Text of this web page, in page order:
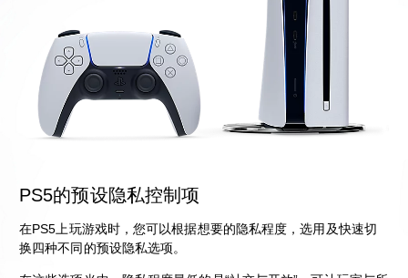
PS5的预设隐私控制项
在PS5上玩游戏时，您可以根据想要的隐私程度，选用及快速切
换四种不同的预设隐私选项。